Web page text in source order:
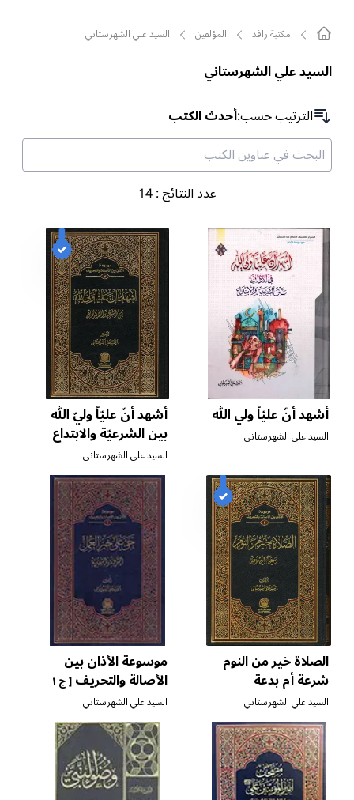
مکتبة رافد المؤلفين السيد علي الشهرستاني
السيد علي الشهرستاني
الترتیب حسب:أحدث الكتب
عدد النتائج:
14
أشهد أنّ عليّاً ولي الله
السيد علي الشهرستاني
أشهد أنّ عليّاً وليّ الله
بين الشرعيّة والابتداع
السيد علي الشهرستاني
الصلاة خير من النوم
شرعة أم بدعة
السيد علي الشهرستاني
موسوعة الأذان بين
الأصالة والتحريف
[ ج ١
]السيد علي الشهرستاني